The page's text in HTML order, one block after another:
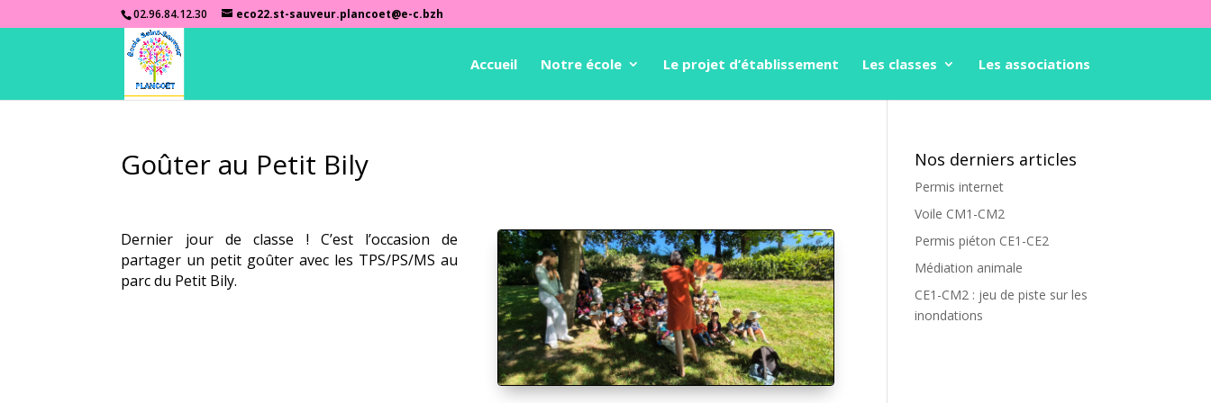
02.96.84.12.30 eco22.st-sauveur.plancoet@e-c.bzh
Accueil Notre école Le projet d’établissement Les classes Les associations
Goûter au Petit Bily
Dernier jour de classe ! C’est l’occasion de
partager un petit goûter avec les TPS/PS/MS au
parc du Petit Bily.
Nos derniers articles
Permis internet
Voile CM1-CM2
Permis piéton CE1-CE2
Médiation animale
CE1-CM2 : jeu de piste sur les
inondations